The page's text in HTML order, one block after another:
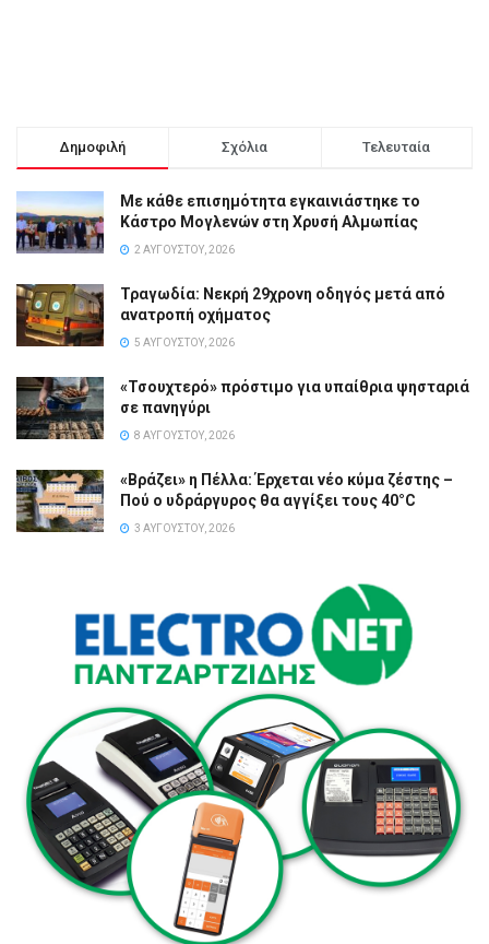
Δημοφιλή Σχόλια Τελευταία
Με κάθε επισημότητα εγκαινιάστηκε το
Κάστρο Μογλενών στη Χρυσή Αλμωπίας
2 ΑΥΓΟΎΣΤΟΥ, 2026
Τραγωδία: Νεκρή 29χρονη οδηγός μετά από
ανατροπή οχήματος
5 ΑΥΓΟΎΣΤΟΥ, 2026
«Τσουχτερό» πρόστιμο για υπαίθρια ψησταριά
σε πανηγύρι
8 ΑΥΓΟΎΣΤΟΥ, 2026
«Βράζει» η Πέλλα: Έρχεται νέο κύμα ζέστης –
Πού ο υδράργυρος θα αγγίξει τους 40°C
3 ΑΥΓΟΎΣΤΟΥ, 2026